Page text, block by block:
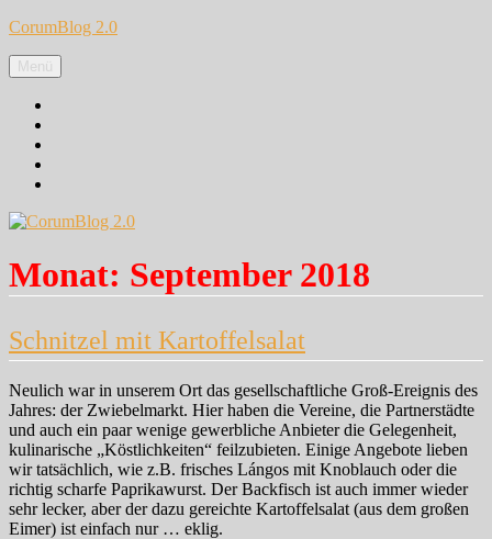
Zum
springen
CorumBlog 2.0
Menü
Monat: September 2018
Schnitzel mit Kartoffelsalat
Neulich war in unserem Ort das gesellschaftliche Groß-Ereignis des
Jahres: der Zwiebelmarkt. Hier haben die Vereine, die Partnerstädte
und auch ein paar wenige gewerbliche Anbieter die Gelegenheit,
kulinarische „Köstlichkeiten“ feilzubieten. Einige Angebote lieben
wir tatsächlich, wie z.B. frisches Lángos mit Knoblauch oder die
richtig scharfe Paprikawurst. Der Backfisch ist auch immer wieder
sehr lecker, aber der dazu gereichte Kartoffelsalat (aus dem großen
Eimer) ist einfach nur … eklig.